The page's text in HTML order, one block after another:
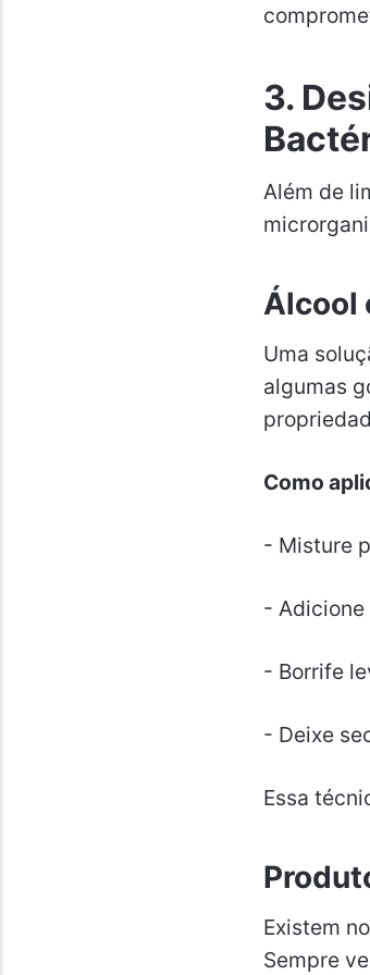
3.
Além de
Álcool
Uma
algumas
Como
- Misture
- Adicione
- Borrife
- Deixe
Essa
Existem
Sempre